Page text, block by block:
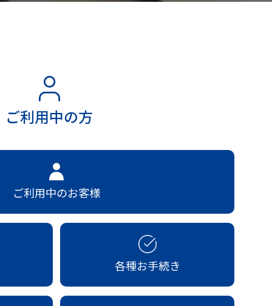
ご利用中の方
ご利用中のお客様
各種お手続き